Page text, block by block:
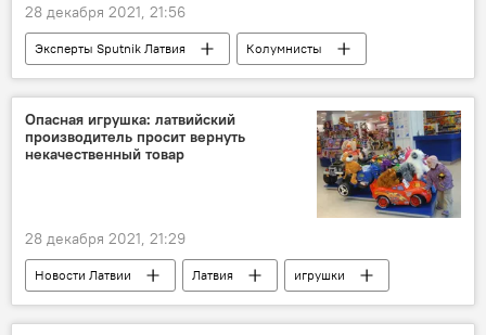
28 декабря 2021, 21:56
Эксперты Sputnik Латвия
Колумнисты
Европа
газ
тепло
электроснабжение
Опасная игрушка: латвийский
производитель просит вернуть
некачественный товар
28 декабря 2021, 21:29
Новости Латвии Латвия
игрушки
Центр защиты прав потребителей (PTAC)